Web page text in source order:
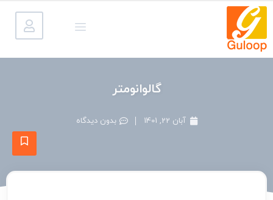
گالوانومتر
آبان 22, 1401 بدون دیدگاه